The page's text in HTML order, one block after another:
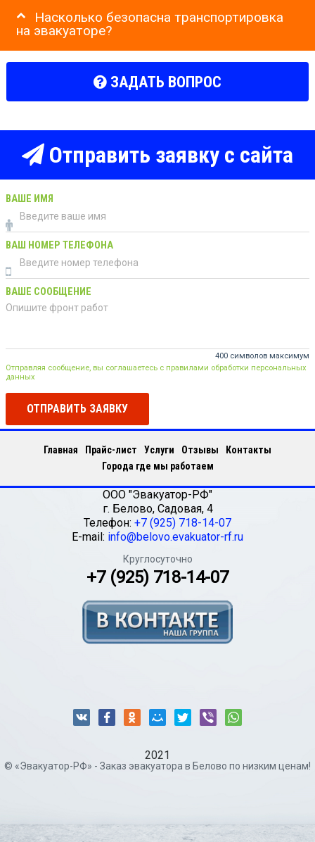
Насколько безопасна транспортировка
на эвакуаторе?
ЗАДАТЬ ВОПРОС
Отправить заявку с сайта
ВАШЕ ИМЯ
ВАШ НОМЕР ТЕЛЕФОНА
ВАШЕ СООБЩЕНИЕ
400 символов максимум
Отправляя сообщение, вы соглашаетесь с правилами обработки персональных
данных
ОТПРАВИТЬ ЗАЯВКУ
Главная Прайс-лист Услуги Отзывы
Контакты
Города где мы работаем
ООО "Эвакуатор-РФ"
г. Белово, Садовая, 4
Телефон: +7 (925) 718-14-07
E-mail: info@belovo.evakuator-rf.ru
Круглосуточно
+7 (925) 718-14-07
2021
© «Эвакуатор-РФ» - Заказ эвакуатора в Белово по низким ценам!